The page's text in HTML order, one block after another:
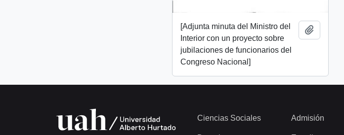
[Adjunta minuta del Ministro del
Interior con un proyecto sobre
jubilaciones de funcionarios del
Congreso Nacional]
Ciencias Sociales Admisión